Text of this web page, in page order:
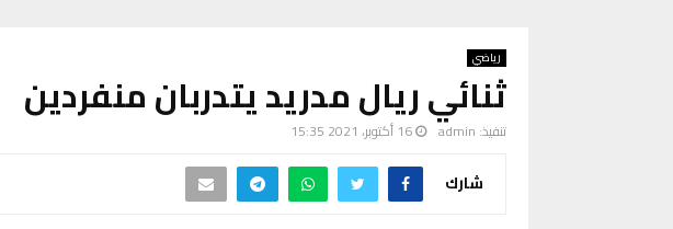
رياضي
ثنائي ريال مدريد يتدربان منفردين
تنفيذ: admin 16 أكتوبر، 2021 15:35
شارك